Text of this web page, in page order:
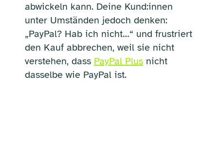
abwickeln kann. Deine Kund:innen
unter Umständen jedoch denken:
„PayPal? Hab ich nicht…“ und frustriert
den Kauf abbrechen, weil sie nicht
verstehen, dass PayPal Plusnicht
dasselbe wie PayPal ist.